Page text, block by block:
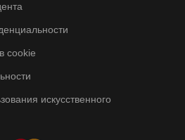
cookie
искусственного